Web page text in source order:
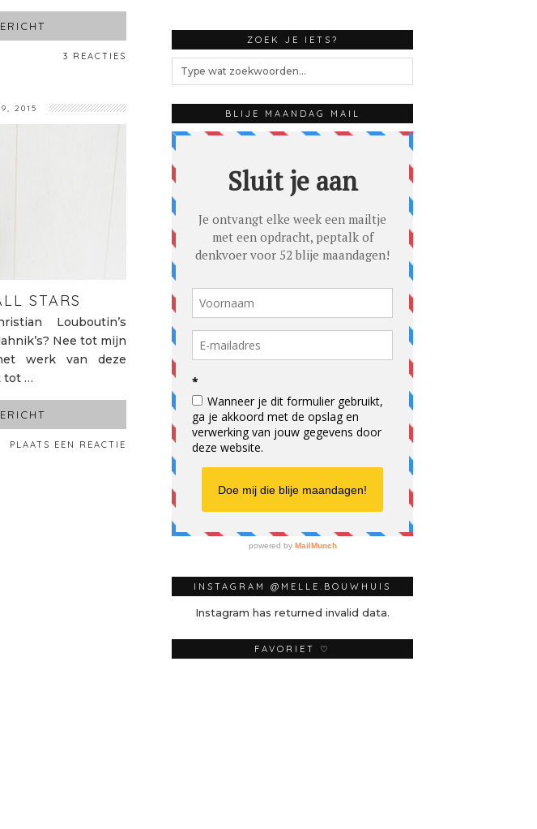
3 REACTIES
2015
STARS
Louboutin’s
Nee tot mijn
werk van deze
tot …
PLAATS EEN REACTIE
ZOEK JE IETS?
BLIJE MAANDAG MAIL
INSTAGRAM @MELLE.BOUWHUIS
Instagram has returned invalid data.
FAVORIET ♡